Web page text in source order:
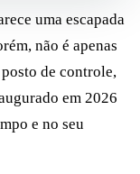
uma escapada
não é apenas
de controle,
em 2026
e no seu